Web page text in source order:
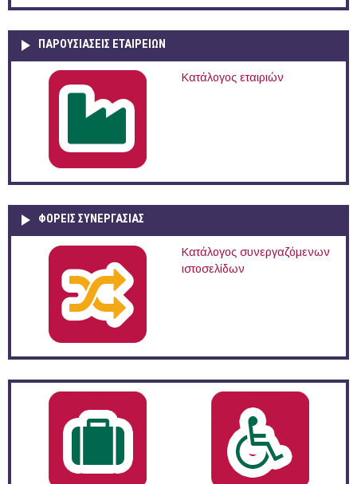
ΠΑΡΟΥΣΙΆΣΕΙΣ ΕΤΑΙΡΕΙΏΝ
Κατάλογος εταιριών
ΦΟΡΕΙΣ ΣΥΝΕΡΓΑΣΙΑΣ
Κατάλογος συνεργαζόμενων
ιστοσελίδων